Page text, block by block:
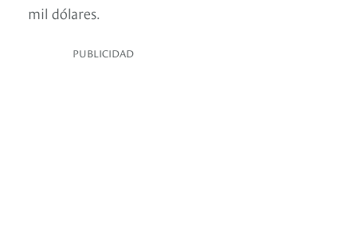
mil dólares.
PUBLICIDAD